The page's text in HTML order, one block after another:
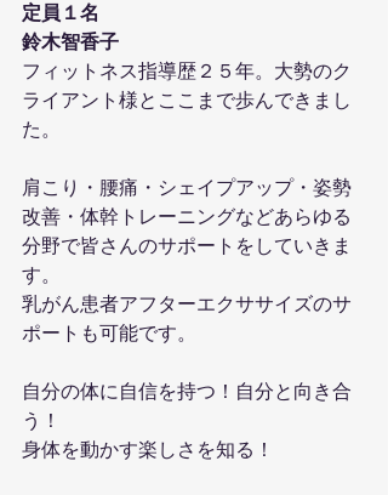
定員１名
鈴木智香子
フィットネス指導歴２５年。大勢のク
ライアント様とここまで歩んできまし
た。
肩こり・腰痛・シェイプアップ・姿勢
改善・体幹トレーニングなどあらゆる
分野で皆さんのサポートをしていきま
す。
乳がん患者アフターエクササイズのサ
ポートも可能です。
自分の体に自信を持つ！自分と向き合
う！
身体を動かす楽しさを知る！